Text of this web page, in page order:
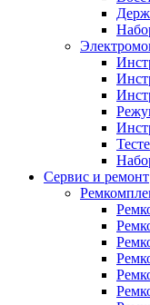
Сервис и ремонт